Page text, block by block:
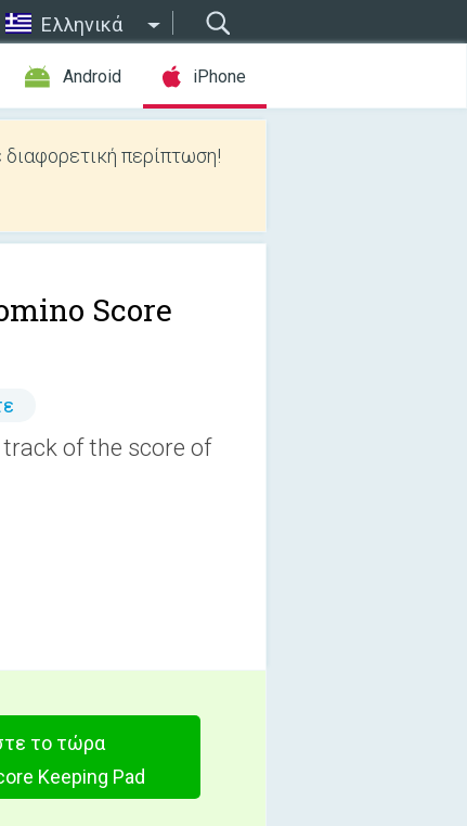
Ελληνικά
Android iPhone
περίπτωση!
Score
track of the score of
το τώρα
Keeping Pad